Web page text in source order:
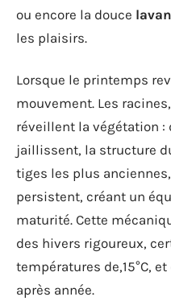
ou encore la douce
les plaisirs.
Lorsque le printemps
mouvement. Les
réveillent la végétation :
jaillissent, la structure
tiges les plus
persistent, créant un
maturité. Cette
des hivers rigoureux,
températures de,15°C,
après année.